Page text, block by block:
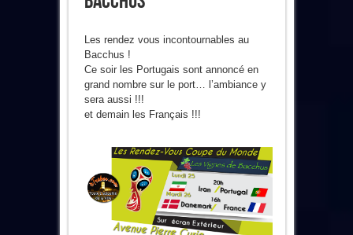
Les rendez vous incontournables au
Bacchus !
Ce soir les Portugais sont annoncé en
grand nombre sur le port… l’ambiance y
sera aussi !!!
et demain les Français !!!